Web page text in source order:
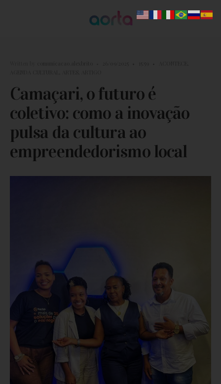
Camaçari, o futuro é
coletivo: como a inovação
pulsa da cultura ao
empreendedorismo local